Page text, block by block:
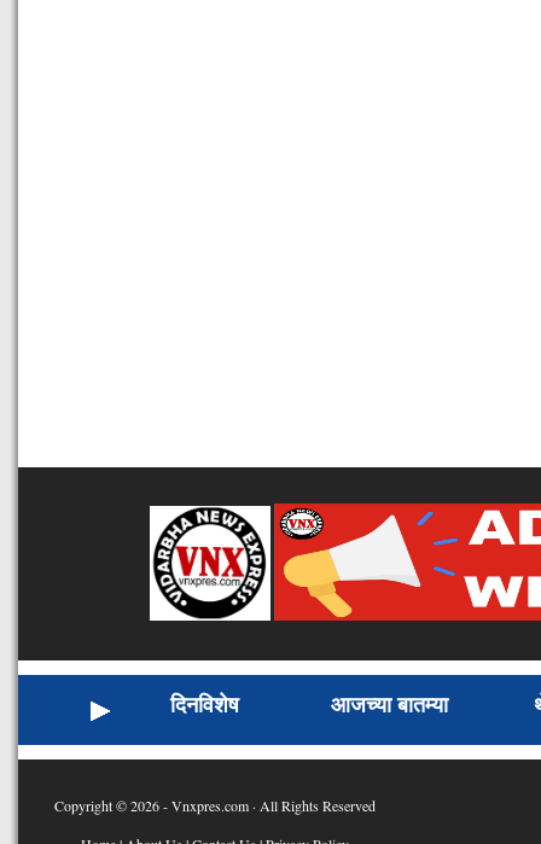
दिनविशेष आजच्या बातम्या
Copyright © 2026 - Vnxpres.com · All Rights Reserved